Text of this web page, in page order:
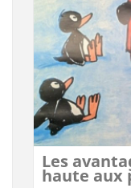
Les
haute aux